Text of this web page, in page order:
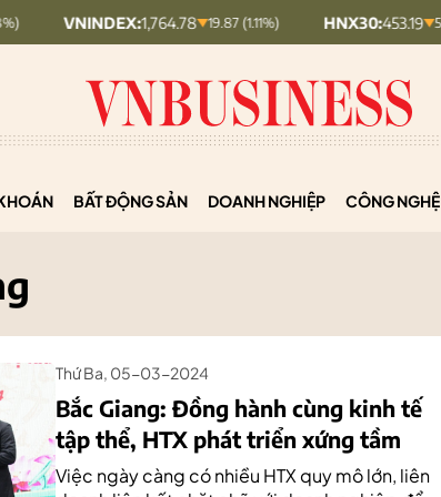
1,764.78 19.87 (1.11%) HNX30: 453.19 5.87 (1.28%)
BẤT ĐỘNG SẢN DOANH NGHIỆP CÔNG NGHỆ
Thứ Ba, 05-03-2024
Bắc Giang: Đồng hành cùng kinh tế
tập thể, HTX phát triển xứng tầm
Việc ngày càng có nhiều HTX quy mô lớn, liên